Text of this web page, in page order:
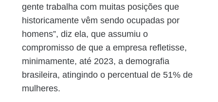
gente trabalha com muitas posições que
historicamente vêm sendo ocupadas por
homens”, diz ela, que assumiu o
compromisso de que a empresa refletisse,
minimamente, até 2023, a demografia
brasileira, atingindo o percentual de 51% de
mulheres.